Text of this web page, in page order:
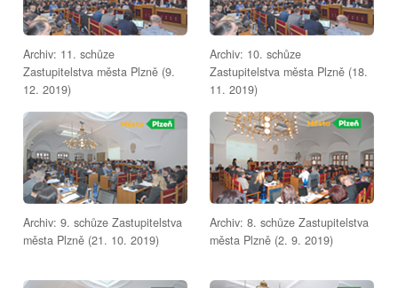
Archiv: 11. schůze
Zastupitelstva města Plzně (9.
12. 2019)
Archiv: 10. schůze
Zastupitelstva města Plzně (18.
11. 2019)
Archiv: 9. schůze Zastupitelstva
města Plzně (21. 10. 2019)
Archiv: 8. schůze Zastupitelstva
města Plzně (2. 9. 2019)